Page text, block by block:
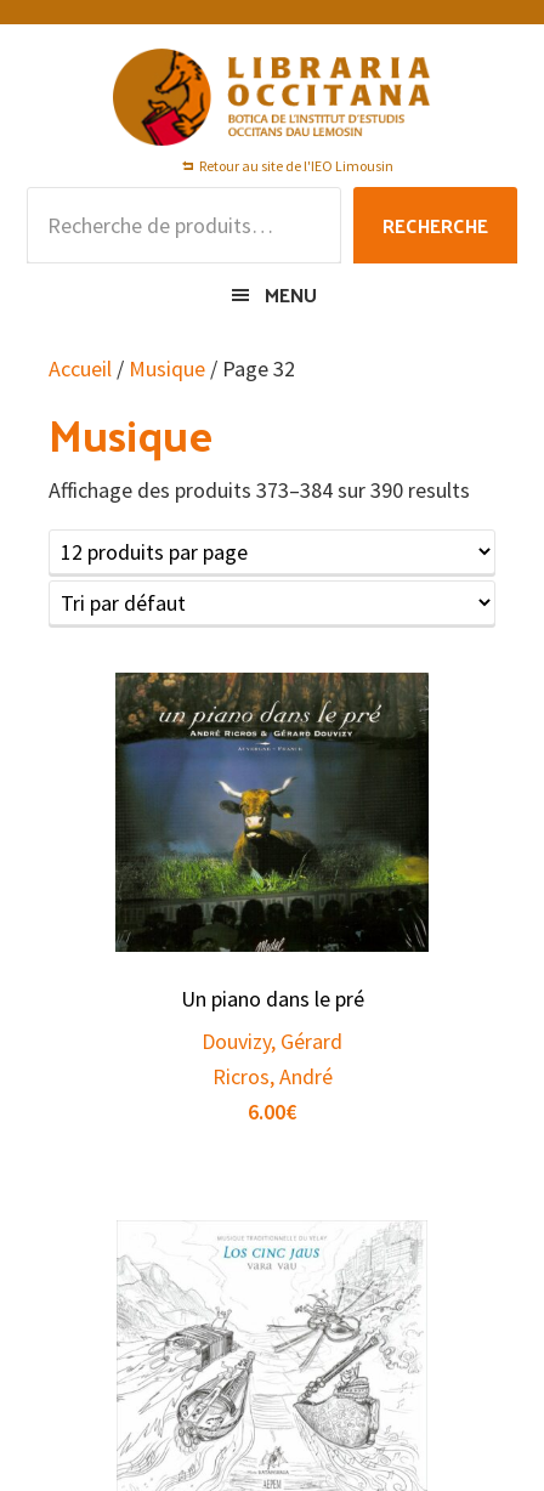
Passer
Passer
Passer
Retour au site de l'IEO Limousin
pour :
RECHERCHE
MENU
Accueil / Musique / Page 32
Musique
Affichage des produits 373–384 sur 390 results
Un piano dans le pré
Douvizy, Gérard
Ricros, André
6.00€